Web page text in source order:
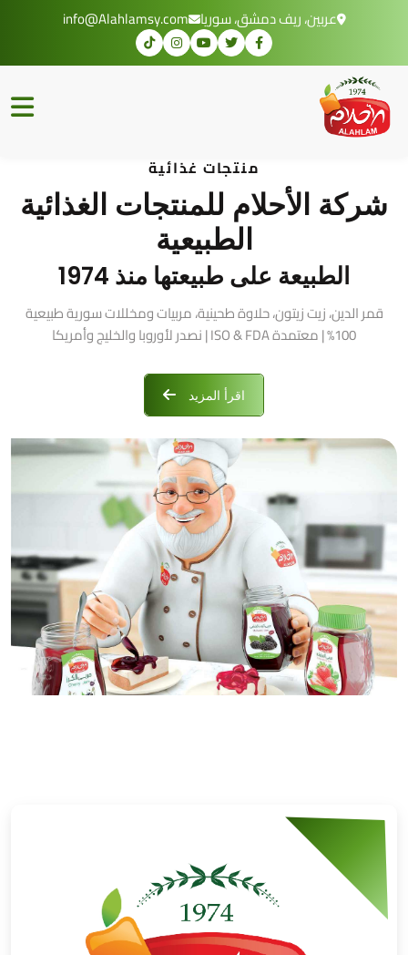
عربين، ريف دمشق، سوريا info@Alahlamsy.com
منتجات غذائية
شركة الأحلام للمنتجات الغذائية
الطبيعية
الطبيعة على طبيعتها منذ 1974
قمر الدين، زيت زيتون، حلاوة طحينية، مربيات ومخللات سورية طبيعية
100% | معتمدة ISO & FDA | نصدر لأوروبا والخليج وأمريكا
اقرأ المزيد